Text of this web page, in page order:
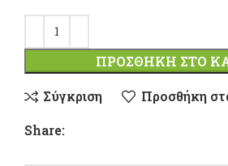
ΠΡΟΣΘΉΚΗ ΣΤΟ
Σύγκριση
Προσθήκη
Share: